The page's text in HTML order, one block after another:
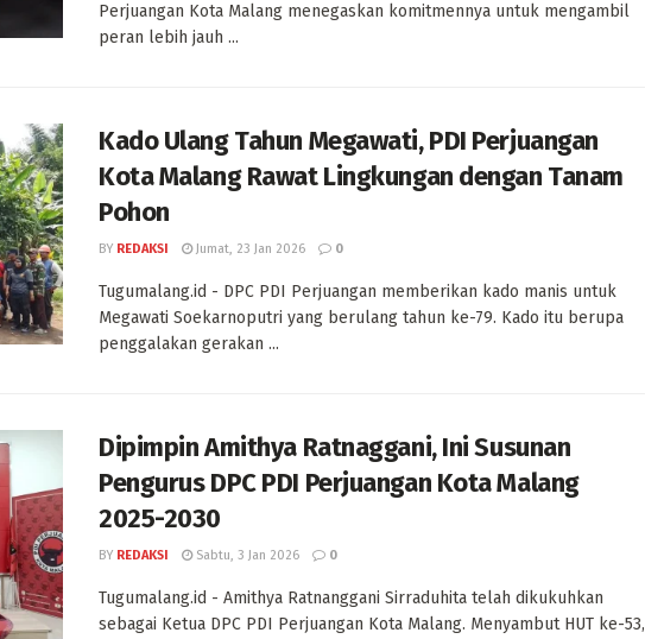
Perjuangan Kota Malang menegaskan komitmennya untuk mengambil
peran lebih jauh ...
Kado Ulang Tahun Megawati, PDI Perjuangan
Kota Malang Rawat Lingkungan dengan Tanam
Pohon
BY REDAKSI Jumat, 23 Jan 2026 0
Tugumalang.id - DPC PDI Perjuangan memberikan kado manis untuk
Megawati Soekarnoputri yang berulang tahun ke-79. Kado itu berupa
penggalakan gerakan ...
Dipimpin Amithya Ratnaggani, Ini Susunan
Pengurus DPC PDI Perjuangan Kota Malang
2025-2030
BY REDAKSI Sabtu, 3 Jan 2026 0
Tugumalang.id - Amithya Ratnanggani Sirraduhita telah dikukuhkan
sebagai Ketua DPC PDI Perjuangan Kota Malang. Menyambut HUT ke-53,